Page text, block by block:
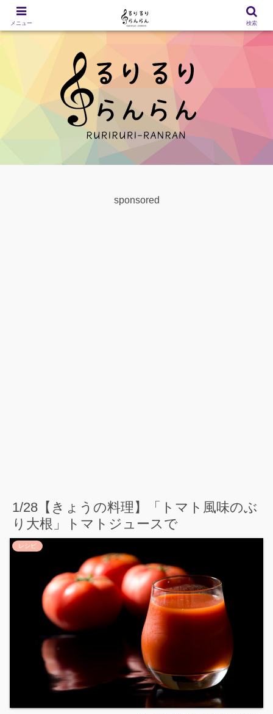
sponsored
1/28【きょうの料理】「トマト風味のぶ
り大根」トマトジュースで
レシピ
メニュー 検索